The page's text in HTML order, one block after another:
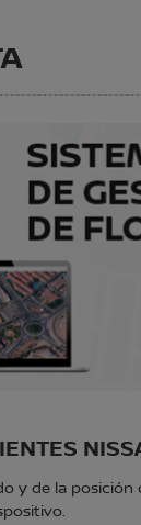
y de la posición